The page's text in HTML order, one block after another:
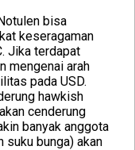
bisa
keseragaman
Jika terdapat
mengenai arah
pada USD.
hawkish
cenderung
banyak anggota
suku bunga) akan